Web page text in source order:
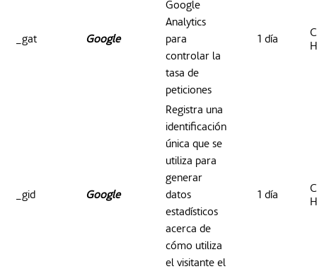
_gat Google
Google
Analytics
para
controlar la
tasa de
peticiones
1 día
_gid Google
Registra una
identificación
única que se
utiliza para
generar
datos
estadísticos
acerca de
cómo utiliza
el visitante el
1 día